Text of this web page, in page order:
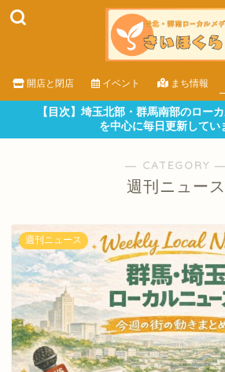
開店と閉店 イベント まち情報
【目次】埼玉北部・群馬南部のロー
を中心に毎日更新してい
― CATEGORY ―
週刊ニュース
週刊ニュース